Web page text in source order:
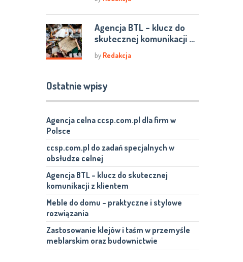
Agencja BTL – klucz do
skutecznej komunikacji …
by Redakcja
Ostatnie wpisy
Agencja celna ccsp.com.pl dla firm w
Polsce
ccsp.com.pl do zadań specjalnych w
obsłudze celnej
Agencja BTL – klucz do skutecznej
komunikacji z klientem
Meble do domu – praktyczne i stylowe
rozwiązania
Zastosowanie klejów i taśm w przemyśle
meblarskim oraz budownictwie